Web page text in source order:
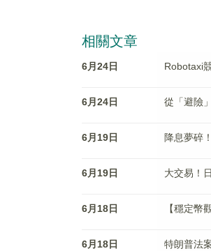
相關文章
6月24日 Robotaxi
6月24日 從「避險
6月19日 降息夢碎
6月19日 大交易！
6月18日 【穩定幣
6月18日 特朗普法